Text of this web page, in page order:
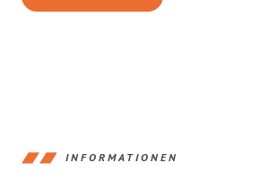
INFORMATIONEN